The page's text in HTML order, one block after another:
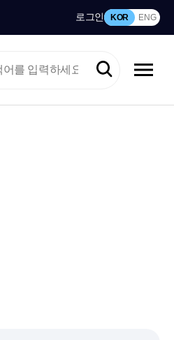
로그인 KOR ENG